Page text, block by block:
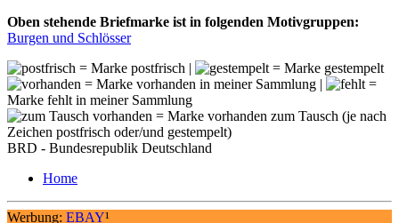
Oben stehende Briefmarke ist in folgenden Motivgruppen:
Burgen und Schlösser
= Marke postfrisch |
= Marke gestempelt
= Marke vorhanden in meiner Sammlung |
=
Marke fehlt in meiner Sammlung
= Marke vorhanden zum Tausch (je nach
Zeichen postfrisch oder/und gestempelt)
BRD - Bundesrepublik Deutschland
Home
Werbung: EBAY¹